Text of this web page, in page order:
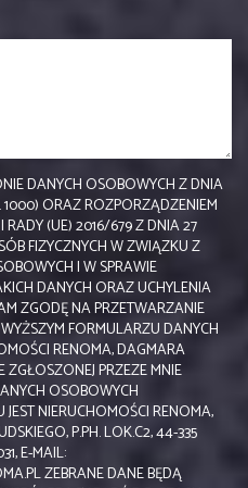
DANYCH OSOBOWYCH Z DNIA
1000) ORAZ ROZPORZĄDZENIEM
RADY (UE) 2016/679 Z DNIA 27
FIZYCZNYCH W ZWIĄZKU Z
I W SPRAWIE
DANYCH ORAZ UCHYLENIA
ZGODĘ NA PRZETWARZANIE
FORMULARZU DANYCH
RENOMA, DAGMARA
ZGŁOSZONEJ PRZEZE MNIE
OSOBOWYCH
NIERUCHOMOŚCI RENOMA,
P.PH. LOK.C2, 44-335
E-MAIL:
ZEBRANE DANE BĘDĄ